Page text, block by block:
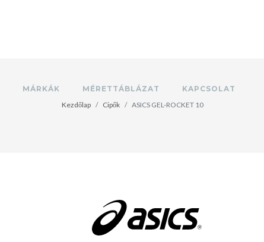
MÁRKÁK MÉRETTÁBLÁZAT KAPCSOLAT
Kezdőlap Cipők ASICS GEL-ROCKET 10